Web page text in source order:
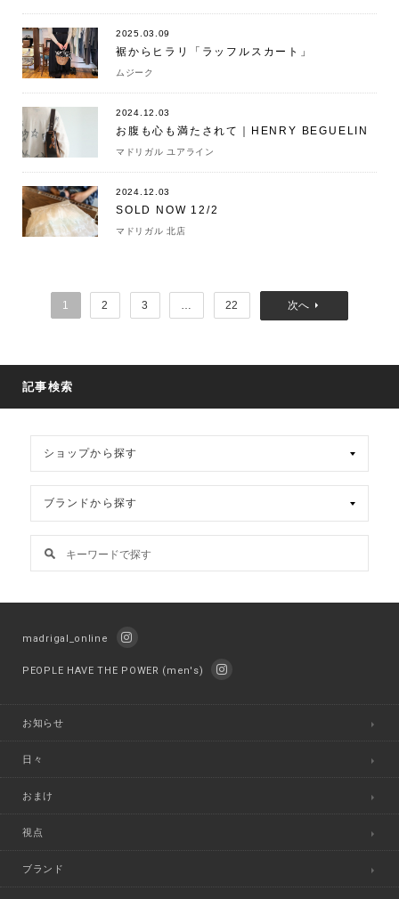
2025.03.09
裾からヒラリ「ラッフルスカート」
ムジーク
2024.12.03
お腹も心も満たされて｜HENRY BEGUELIN
マドリガル ユアライン
2024.12.03
SOLD NOW 12/2
マドリガル 北店
1 2 3 … 22
記事検索
madrigal_online
PEOPLE HAVE THE POWER (men's)
お知らせ
日々
おまけ
視点
ブランド